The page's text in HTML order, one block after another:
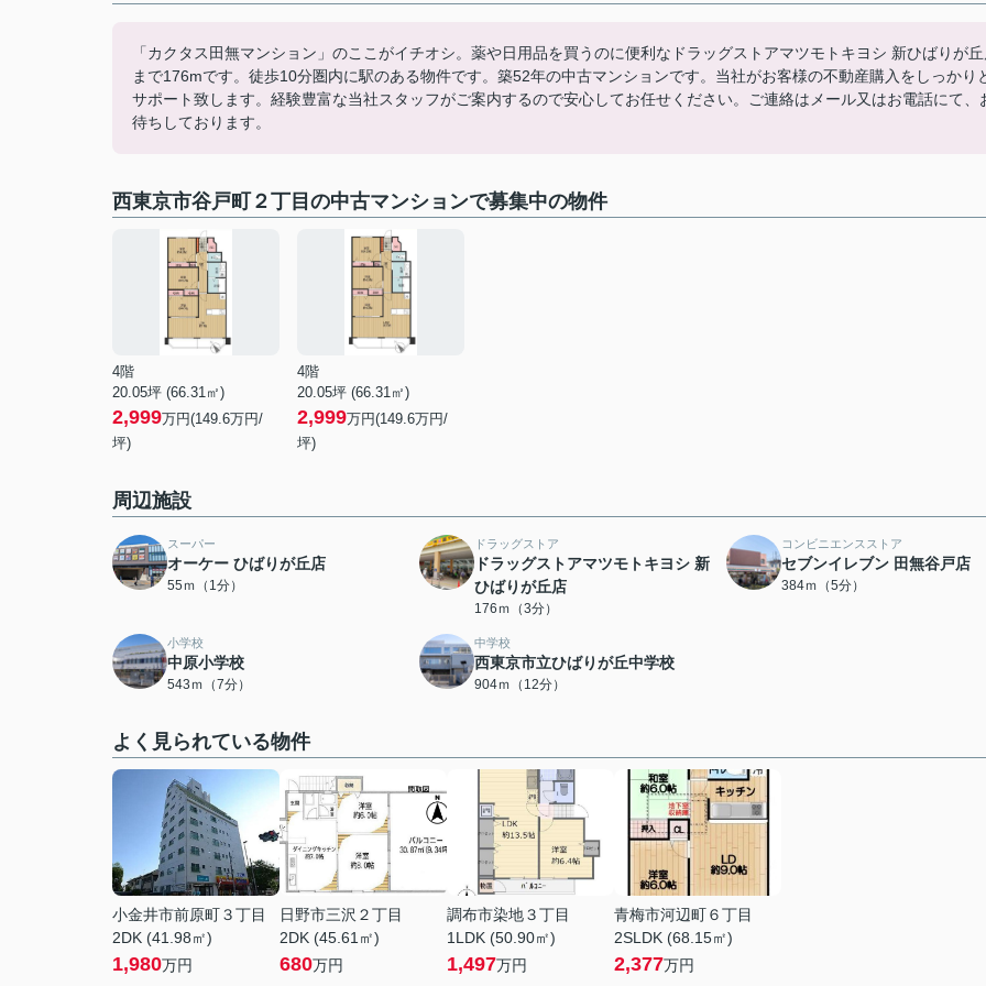
「カクタス田無マンション」のここがイチオシ。薬や日用品を買うのに便利なドラッグストアマツモトキヨシ 新ひばりが
まで176mです。徒歩10分圏内に駅のある物件です。築52年の中古マンションです。当社がお客様の不動産購入をしっかり
サポート致します。経験豊富な当社スタッフがご案内するので安心してお任せください。ご連絡はメール又はお電話にて、
待ちしております。
西東京市谷戸町２丁目の中古マンションで募集中の物件
4階
20.05坪 (66.31㎡)
2,999万円(149.6万円/
坪)
4階
20.05坪 (66.31㎡)
2,999万円(149.6万円/
坪)
周辺施設
スーパー
オーケー ひばりが丘店
55ｍ（1分）
ドラッグストア
ドラッグストアマツモトキヨシ 新
ひばりが丘店
176ｍ（3分）
コンビニエンスストア
セブンイレブン 田無谷戸店
384ｍ（5分）
小学校
中原小学校
543ｍ（7分）
中学校
西東京市立ひばりが丘中学校
904ｍ（12分）
よく見られている物件
小金井市前原町３丁目
2DK (41.98㎡)
1,980万円
日野市三沢２丁目
2DK (45.61㎡)
680万円
調布市染地３丁目
1LDK (50.90㎡)
1,497万円
青梅市河辺町６丁目
2SLDK (68.15㎡)
2,377万円